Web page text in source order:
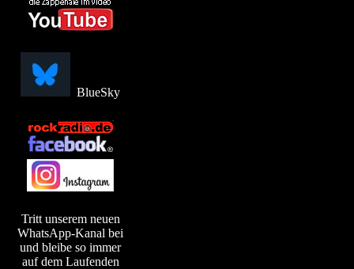
BlueSky
Tritt unserem neuen
WhatsApp-Kanal bei
und bleibe so immer
auf dem Laufenden